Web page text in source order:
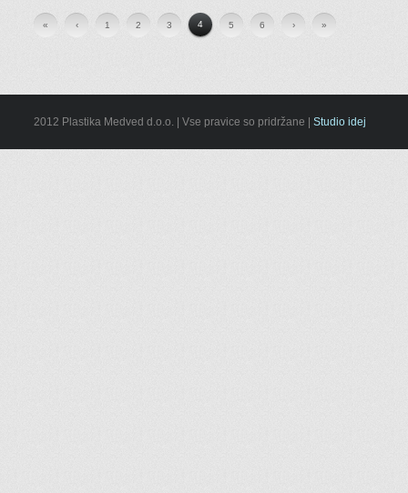
« ‹ 1 2 3 4 5 6 › »
2012 Plastika Medved d.o.o. | Vse pravice so pridržane | Studio idej